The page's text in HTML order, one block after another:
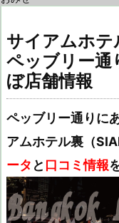
サイアムホテ
ペッブリー通
ぼ店舗情報
ペッブリー通りに
アムホテル裏（
ータ と 口コミ情報